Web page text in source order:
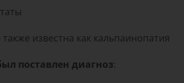
также известна как кальпаинопатия
поставлен диагноз: